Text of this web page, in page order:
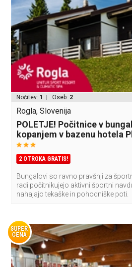
Nočitev: 1 | Oseb: 2
Rogla, Slovenija
POLETJE! Počitnice v
kopanjem v bazenu hotela
2 OTROKA GRATIS!
Bungalovi so ravno pravšnji za
radi počitnikujejo aktivni športni
nahajajo tekaške in pohodniške poti.
SUPER
CENA